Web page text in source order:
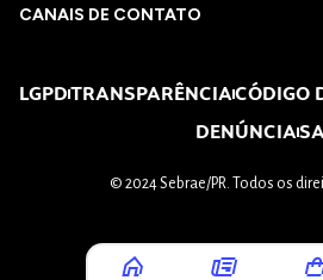
CANAIS DE CONTATO
LGPDTRANSPARÊNCIACÓDIGO
DENÚNCIA
© 2024 Sebrae/PR. Todos os